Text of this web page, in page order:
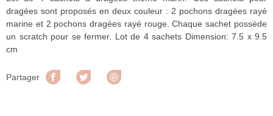
dragées sont proposés en deux couleur : 2 pochons dragées rayé
marine et 2 pochons dragées rayé rouge. Chaque sachet possède
un scratch pour se fermer. Lot de 4 sachets Dimension: 7.5 x 9.5
cm
Partager Partager Tweet